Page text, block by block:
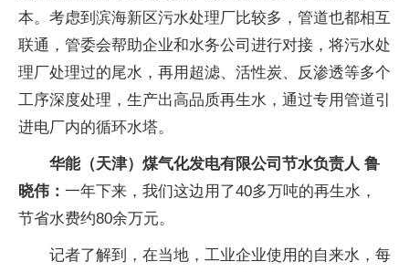
本。考虑到滨海新区污水处理厂比较多，管道也都相互
联通，管委会帮助企业和水务公司进行对接，将污水处
理厂处理过的尾水，再用超滤、活性炭、反渗透等多个
工序深度处理，生产出高品质再生水，通过专用管道引
进电厂内的循环水塔。
华能（天津）煤气化发电有限公司节水负责人 鲁
晓伟： 一年下来，我们这边用了40多万吨的再生水，
节省水费约80余万元。
记者了解到，在当地，工业企业使用的自来水，每